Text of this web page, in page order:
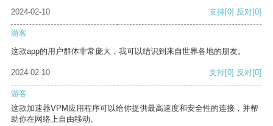
2024-02-10
支持[0] 反对[0]
游客
这款app的用户群体非常庞大，我可以结识到来自世界各地的朋友。
2024-02-10 支持[0] 反对[0]
游客
这款加速器VPM应用程序可以给你提供最高速度和安全性的连接，并帮
助你在网络上自由移动。